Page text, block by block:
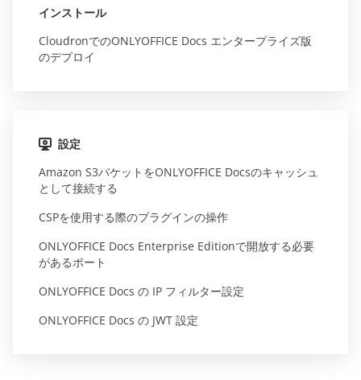
インストール
CloudronでのONLYOFFICE Docs エンタープライズ版
のデプロイ
設定
Amazon S3バケットをONLYOFFICE Docsのキャッシュ
として接続する
CSPを使用する際のプラグインの操作
ONLYOFFICE Docs Enterprise Editionで開放する必要
があるポート
ONLYOFFICE Docs の IP フィルター設定
ONLYOFFICE Docs の JWT 設定